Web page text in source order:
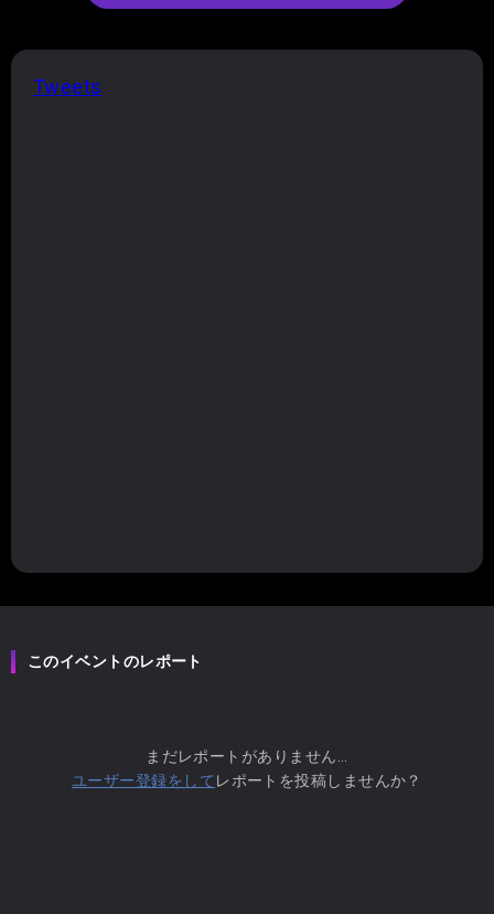
Tweets
このイベントのレポート
まだレポートがありません...
ユーザー登録をして レポートを投稿しませんか？